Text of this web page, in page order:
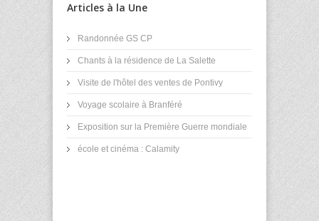
Articles à la Une
Randonnée GS CP
Chants à la résidence de La Salette
Visite de l'hôtel des ventes de Pontivy
Voyage scolaire à Branféré
Exposition sur la Première Guerre mondiale
école et cinéma : Calamity